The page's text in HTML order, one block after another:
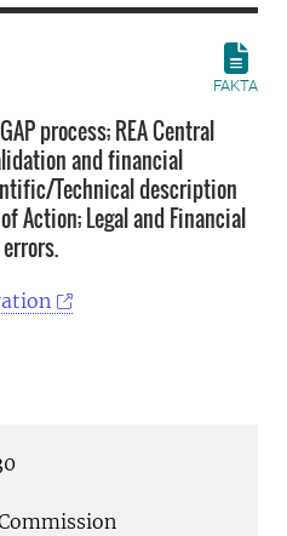
FAKTA
process; REA Central
and financial
Technical description
Action; Legal and Financial